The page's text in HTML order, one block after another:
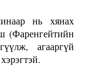
нь хянах
(Фаренгейтийн
агааргүй